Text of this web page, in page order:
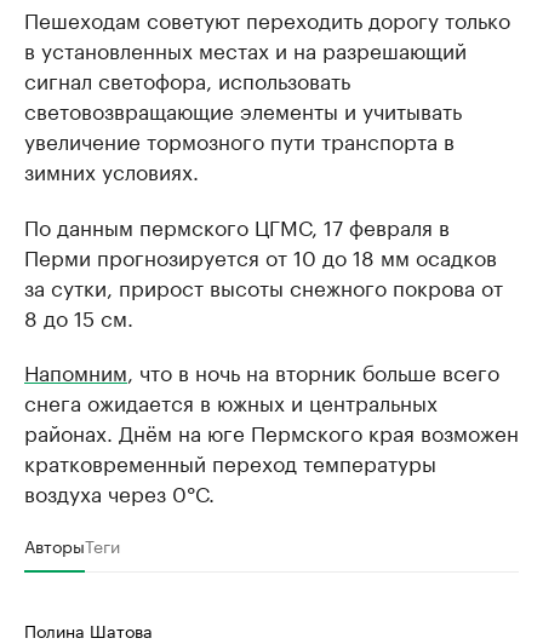
Пешеходам советуют переходить дорогу только
в установленных местах и на разрешающий
сигнал светофора, использовать
световозвращающие элементы и учитывать
увеличение тормозного пути транспорта в
зимних условиях.
По данным пермского ЦГМС, 17 февраля в
Перми прогнозируется от 10 до 18 мм осадков
за сутки, прирост высоты снежного покрова от
8 до 15 см.
Напомним , что в ночь на вторник больше всего
снега ожидается в южных и центральных
районах. Днём на юге Пермского края возможен
кратковременный переход температуры
воздуха через 0°С.
АвторыТеги
Полина Шатова